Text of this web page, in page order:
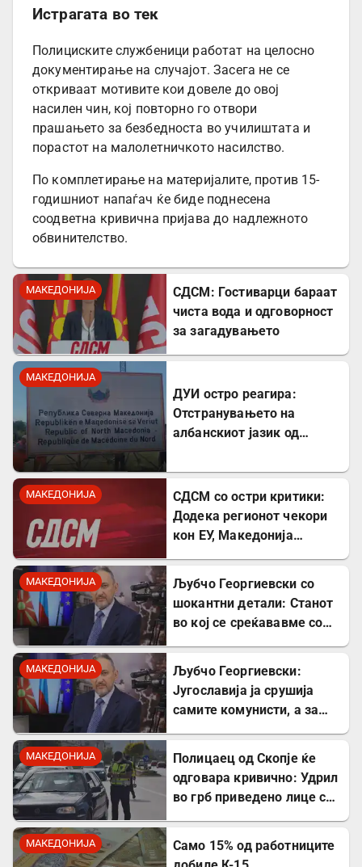
Истрагата во тек
Полициските службеници работат на целосно
документирање на случајот. Засега не се
откриваат мотивите кои довеле до овој
насилен чин, кој повторно го отвори
прашањето за безбедноста во училиштата и
порастот на малолетничкото насилство.
По комплетирање на материјалите, против 15-
годишниот напаѓач ќе биде поднесена
соодветна кривична пријава до надлежното
обвинителство.
МАКЕДОНИЈА
СДСМ: Гостиварци бараат
чиста вода и одговорност
за загадувањето
МАКЕДОНИЈА
ДУИ остро реагира:
Отстранувањето на
албанскиот јазик од
тешка провокација
МАКЕДОНИЈА
СДСМ со остри критики:
Додека регионот чекори
кон ЕУ, Македонија
МАКЕДОНИЈА
Љубчо Георгиевски со
шокантни детали: Станот
во кој се среќававме со
МАКЕДОНИЈА
Љубчо Георгиевски:
Југославија ја срушија
самите комунисти, а за
молчеа освен мене
МАКЕДОНИЈА
Полицаец од Скопје ќе
одговара кривично: Удрил
во грб приведено лице со
МАКЕДОНИЈА
Само 15% од работниците